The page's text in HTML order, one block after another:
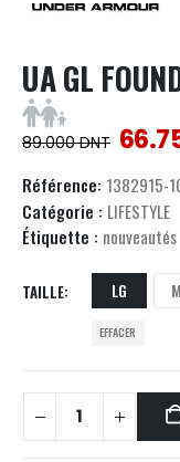
UA GL
89.000DNT
Référence: 1382915-
Catégorie : LIFESTYLE
Étiquette : nouveautés
TAILLE LG
EFFACER